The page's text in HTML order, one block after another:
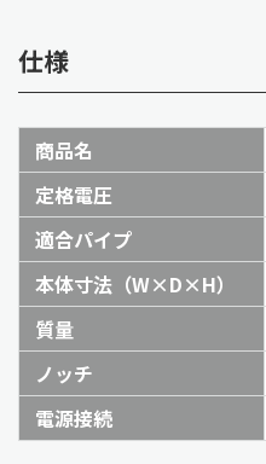
仕様
商品名
定格電圧
適合パイプ
本体寸法（W×D×H）
質量
ノッチ
電源接続